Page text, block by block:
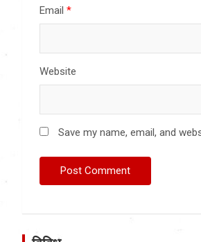
Email *
Website
Save my name, email, and